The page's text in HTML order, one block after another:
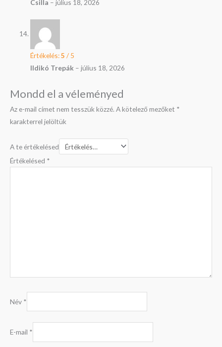
Csilla – július 18, 2026
Értékelés:5 / 5
Ildikó Trepák – július 18, 2026
Mondd el a véleményed
Az e-mail címet nem tesszük közzé. A kötelező mezőket *
karakterrel jelöltük
A te értékelésed
Értékelésed *
Név *
E-mail *